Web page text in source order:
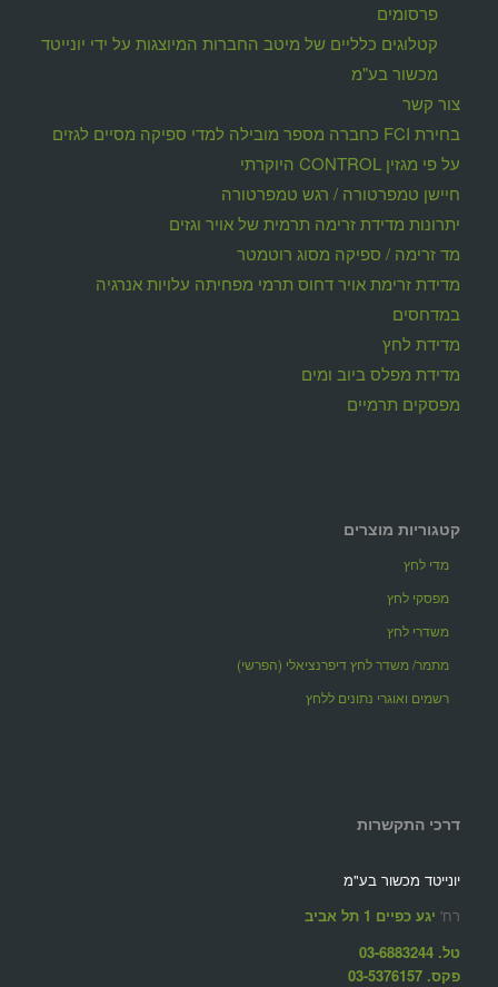
פרסומים
קטלוגים כלליים של מיטב החברות המיוצגות על ידי יונייטד
מכשור בע"מ
צור קשר
בחירת FCI כחברה מספר מובילה למדי ספיקה מסיים לגזים
על פי מגזין CONTROL היוקרתי
חיישן טמפרטורה / רגש טמפרטורה
יתרונות מדידת זרימה תרמית של אויר וגזים
מד זרימה / ספיקה מסוג רוטמטר
מדידת זרימת אויר דחוס תרמי מפחיתה עלויות אנרגיה
במדחסים
מדידת לחץ
מדידת מפלס ביוב ומים
מפסקים תרמיים
קטגוריות מוצרים
מדי לחץ
מפסקי לחץ
משדרי לחץ
מתמר/ משדר לחץ דיפרנציאלי (הפרשי)
רשמים ואוגרי נתונים ללחץ
דרכי התקשרות
יונייטד מכשור בע"מ
רח' יגע כפיים 1 תל אביב
טל. 03-6883244
פקס. 03-5376157